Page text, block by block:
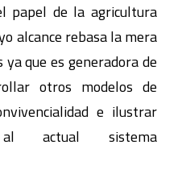
papel de la agricultura
alcance rebasa la mera
que es generadora de
otros modelos de
e ilustrar
actual sistema